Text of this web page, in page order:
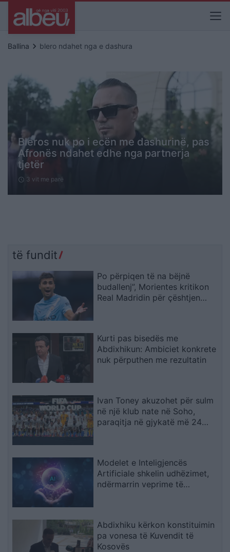
Ballina keyboard_arrow_right blero ndahet nga e dashura
Bleros nuk po i ecën me dashurinë, pas
Afronës ndahet edhe nga partnerja
tjetër
schedule 3 vit me parë
të fundit
Po përpiqen të na bëjnë
budallenj”, Morientes kritikon
Real Madridin për çështjen
Kurti pas bisedës me
Abdixhikun: Ambiciet konkrete
nuk përputhen me rezultatin
Ivan Toney akuzohet për sulm
në një klub nate në Soho,
paraqitja në gjykatë më 24
Modelet e Inteligjencës
Artificiale shkelin udhëzimet,
ndërmarrin veprime të
Abdixhiku kërkon konstituimin
pa vonesa të Kuvendit të
Kosovës